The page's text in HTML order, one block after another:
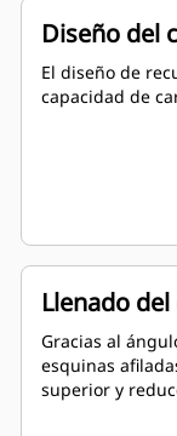
Diseño del
El diseño de
capacidad de
Llenado
Gracias al
esquinas
superior y